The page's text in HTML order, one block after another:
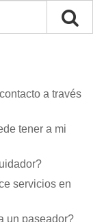
a través
tener a mi
servicios en
un paseador?